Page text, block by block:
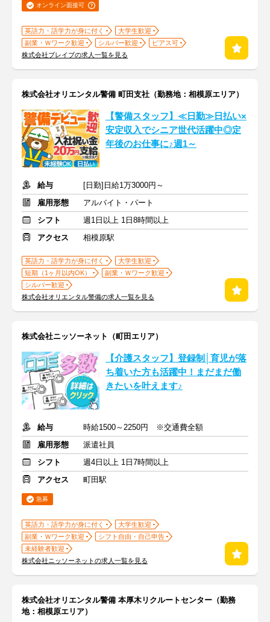
オンライン面接可
英語力・語学力が身に付く
大学生歓迎
副業・Ｗワーク歓迎
シルバー歓迎
ピアス可
株式会社ブレイブの求人一覧を見る
株式会社オリエンタル警備 町田支社（勤務地：相模原エリア）
【警備スタッフ】≪日勤≫日払い×
安定収入でシニア世代活躍中◎定
年後のお仕事に♪週1～
給与
[日勤]日給1万3000円～
雇用形態
アルバイト・パート
シフト
週1日以上 1日8時間以上
アクセス
相模原駅
英語力・語学力が身に付く
大学生歓迎
短期（1ヶ月以内OK）
副業・Ｗワーク歓迎
シルバー歓迎
株式会社オリエンタル警備の求人一覧を見る
株式会社ニッソーネット（町田エリア）
【介護スタッフ】登録制│育児が落
ち着いた方も活躍中！まだまだ働
きたいを叶えます♪
給与
時給1500～2250円 ※交通費全額
雇用形態
派遣社員
シフト
週4日以上 1日7時間以上
アクセス
町田駅
急募
英語力・語学力が身に付く
大学生歓迎
副業・Ｗワーク歓迎
シフト自由・自己申告
未経験者歓迎
株式会社ニッソーネットの求人一覧を見る
株式会社オリエンタル警備 本厚木リクルートセンター（勤務
地：相模原エリア）